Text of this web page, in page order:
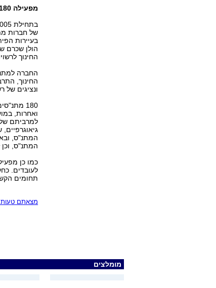
מפעילה 180 מתנ"סים ברחבי הארץ
של חברות
בעיירות
הולן שכרם
החינוך
החינוך,
ונציגים של
180
ואחרות,
למרביתם
המתנ"ס,
המתנ"ס, וכן
כמו כן
לעובדים.
תחומים
מצאתם טעות
מומלצים